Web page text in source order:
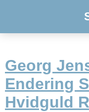
Georg
Endering
Hvidguld